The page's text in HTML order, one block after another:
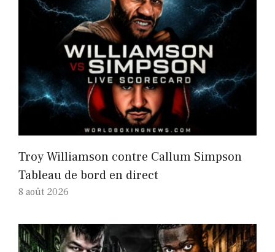
Troy Williamson contre Callum Simpson
Tableau de bord en direct
8 août 2026